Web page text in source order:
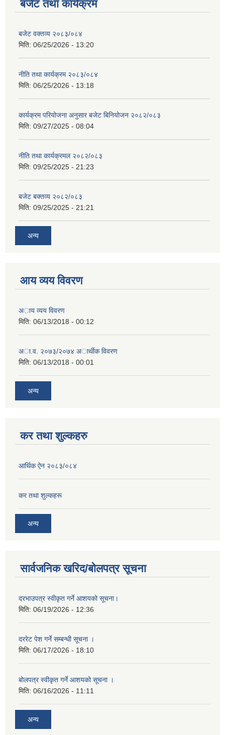
बजेट तथा कार्यक्रम
बजेट वक्तव्य २०८३/०८४
मिति: 06/25/2026 - 13:20
नीति तथा कार्यक्रम २०८३/०८४
मिति: 06/25/2026 - 13:18
कार्यक्रम परियोजना अनुसार बजेट बिनियोजन २०८२/०८३
मिति: 09/27/2025 - 08:04
नीति तथा कार्यक्रमल २०८२/०८३
मिति: 09/25/2025 - 21:23
बजेट बक्तव्य २०८२/०८३
मिति: 09/25/2025 - 21:21
अन्य
आय व्यय विवरण
अाय व्यय विवरण
मिति: 06/13/2018 - 00:12
अा.व. २०७३/२०७४ अार्थीक विवरण
मिति: 06/13/2018 - 00:01
अन्य
कर तथा शुल्कहरु
आर्थिक ऐन २०८३/०८४
कर तथा शुल्कहरू
अन्य
सार्वजनिक खरिद/बोलपत्र सूचना
दरभाउपत्र स्वीकृत गर्ने आशयको सूचना।
मिति: 06/19/2026 - 12:36
दररेट पेश गर्ने सम्बन्धी सूचना ।
मिति: 06/17/2026 - 18:10
बोलपत्र स्वीकृत गर्ने आशयको सूचना ।
मिति: 06/16/2026 - 11:11
अन्य